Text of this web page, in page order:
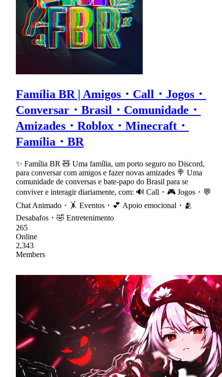
Família BR | Amigos・Call・Jogos・
Conversar・Brasil・Comunidade・
Amizades・Roblox・Minecraft・
Família・BR
✨ Família BR 🧸 Uma família, um porto seguro no Discord,
para conversar com amigos e fazer novas amizades 🍭 Uma
comunidade de conversas e bate-papo do Brasil para se
conviver e interagir diariamente, com: 🔊 Call・🎮 Jogos・💬
Chat Animado・🤸 Eventos・💕 Apoio emocional・🫂
Desabafos・🤣 Entretenimento
265
Online
2,343
Members